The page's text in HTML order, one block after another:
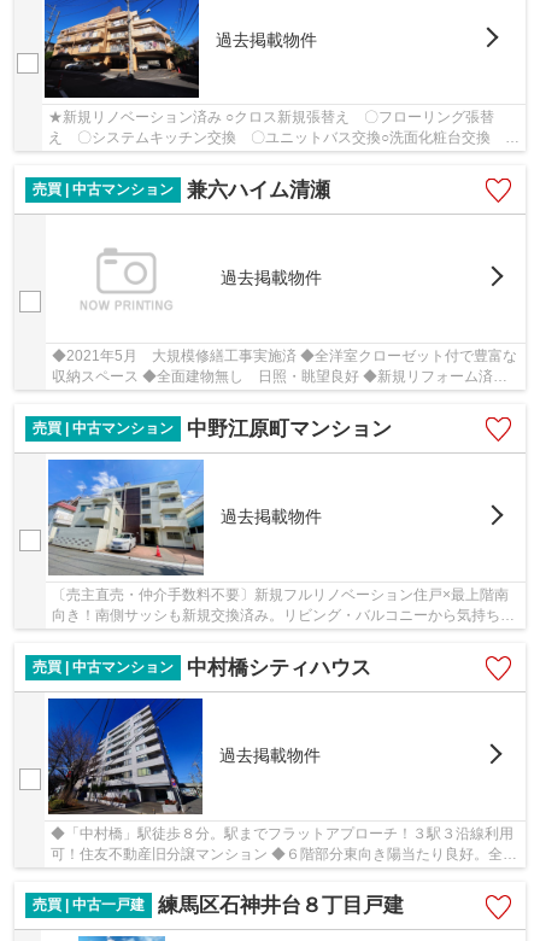
過去掲載物件
★新規リノベーション済み ○クロス新規張替え 〇フローリング張替
え 〇システムキッチン交換 〇ユニットバス交換○洗面化粧台交換 〇
売買 | 中古マンション
兼六ハイム清瀬
過去掲載物件
◆2021年5月 大規模修繕工事実施済 ◆全洋室クローゼット付で豊富な
収納スペース ◆全面建物無し 日照・眺望良好 ◆新規リフォーム済
売買 | 中古マンション
中野江原町マンション
過去掲載物件
〔売主直売・仲介手数料不要〕新規フルリノベーション住戸×最上階南
向き！南側サッシも新規交換済み。リビング・バルコニーから気持ち良
い青空を一望できます！
売買 | 中古マンション
中村橋シティハウス
過去掲載物件
◆「中村橋」駅徒歩８分。駅までフラットアプローチ！３駅３沿線利用
可！住友不動産旧分譲マンション ◆６階部分東向き陽当たり良好。全室
６帖以上あるゆったり１LDK
売買 | 中古一戸建
練馬区石神井台８丁目戸建